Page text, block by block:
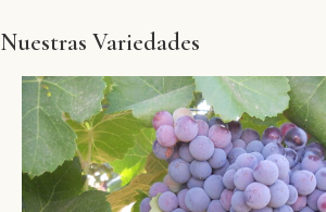
Nuestras Variedades